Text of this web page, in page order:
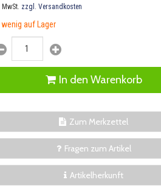
zzgl. Versandkosten
wenig auf Lager
In den Warenkorb
Zum Merkzettel
Fragen zum Artikel
Artikelherkunft